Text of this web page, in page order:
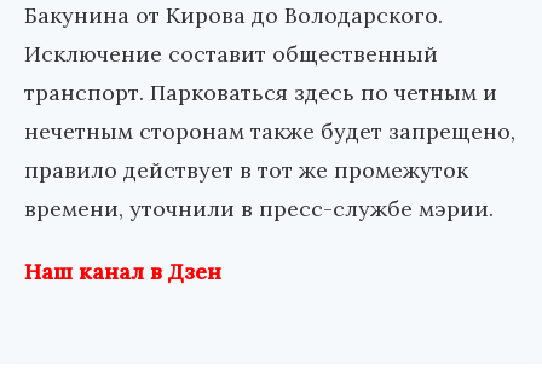
Бакунина от Кирова до Володарского.
Исключение составит общественный
транспорт. Парковаться здесь по четным и
нечетным сторонам также будет запрещено,
правило действует в тот же промежуток
времени, уточнили в пресс-службе мэрии.
Наш канал в Дзен